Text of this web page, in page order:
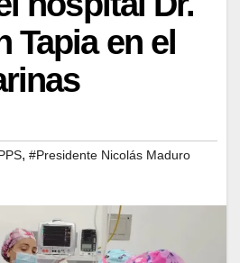
Tapia en el
, #Presidente Nicolás Maduro